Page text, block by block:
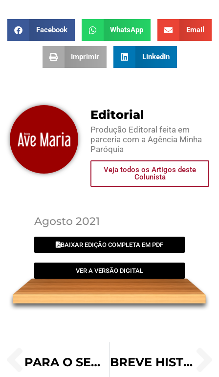
Facebook WhatsApp Email
Imprimir LinkedIn
Editorial
Produção Editoral feita em
parceria com a Agência Minha
Paróquia
Veja todos os Artigos deste
Colunista
Agosto 2021
BAIXAR EDIÇÃO COMPLETA EM PDF
VER A VERSÃO DIGITAL
PARA O SENHOR, DIGAMOS “SIM”! BREVE HISTÓRICO SOBRE A BASÍLICA MENOR SÃO LOURENÇO MÁRTIR